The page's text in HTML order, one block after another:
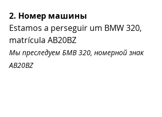
2. Номер машины
Estamos a perseguir um BMW 320,
matrícula AB20BZ
Мы преследуем БМВ 320, номерной знак
AB20BZ